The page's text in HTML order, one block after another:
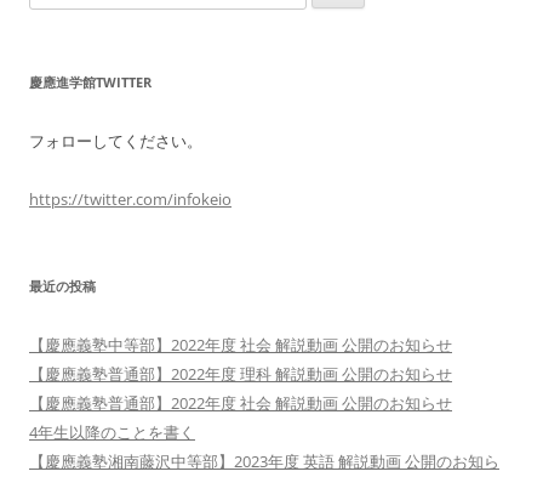
索:
慶應進学館TWITTER
フォローしてください。
https://twitter.com/infokeio
最近の投稿
【慶應義塾中等部】2022年度 社会 解説動画 公開のお知らせ
【慶應義塾普通部】2022年度 理科 解説動画 公開のお知らせ
【慶應義塾普通部】2022年度 社会 解説動画 公開のお知らせ
4年生以降のことを書く
【慶應義塾湘南藤沢中等部】2023年度 英語 解説動画 公開のお知ら